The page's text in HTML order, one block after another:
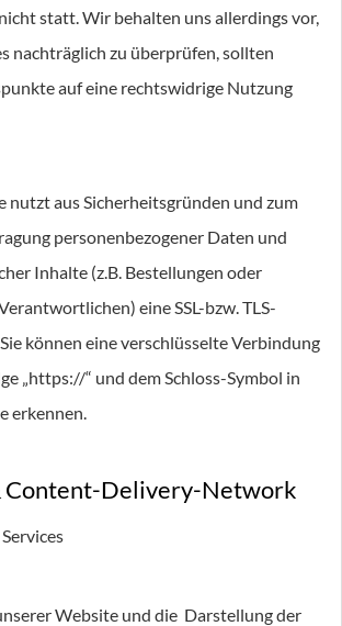
statt. Wir behalten uns allerdings vor,
nachträglich zu überprüfen, sollten
auf eine rechtswidrige Nutzung
nutzt aus Sicherheitsgründen und zum
personenbezogener Daten und
Inhalte (z.B. Bestellungen oder
eine SSL-bzw. TLS-
können eine verschlüsselte Verbindung
„https://“ und dem Schloss-Symbol in
erkennen.
Content-Delivery-Network
Website und die Darstellung der